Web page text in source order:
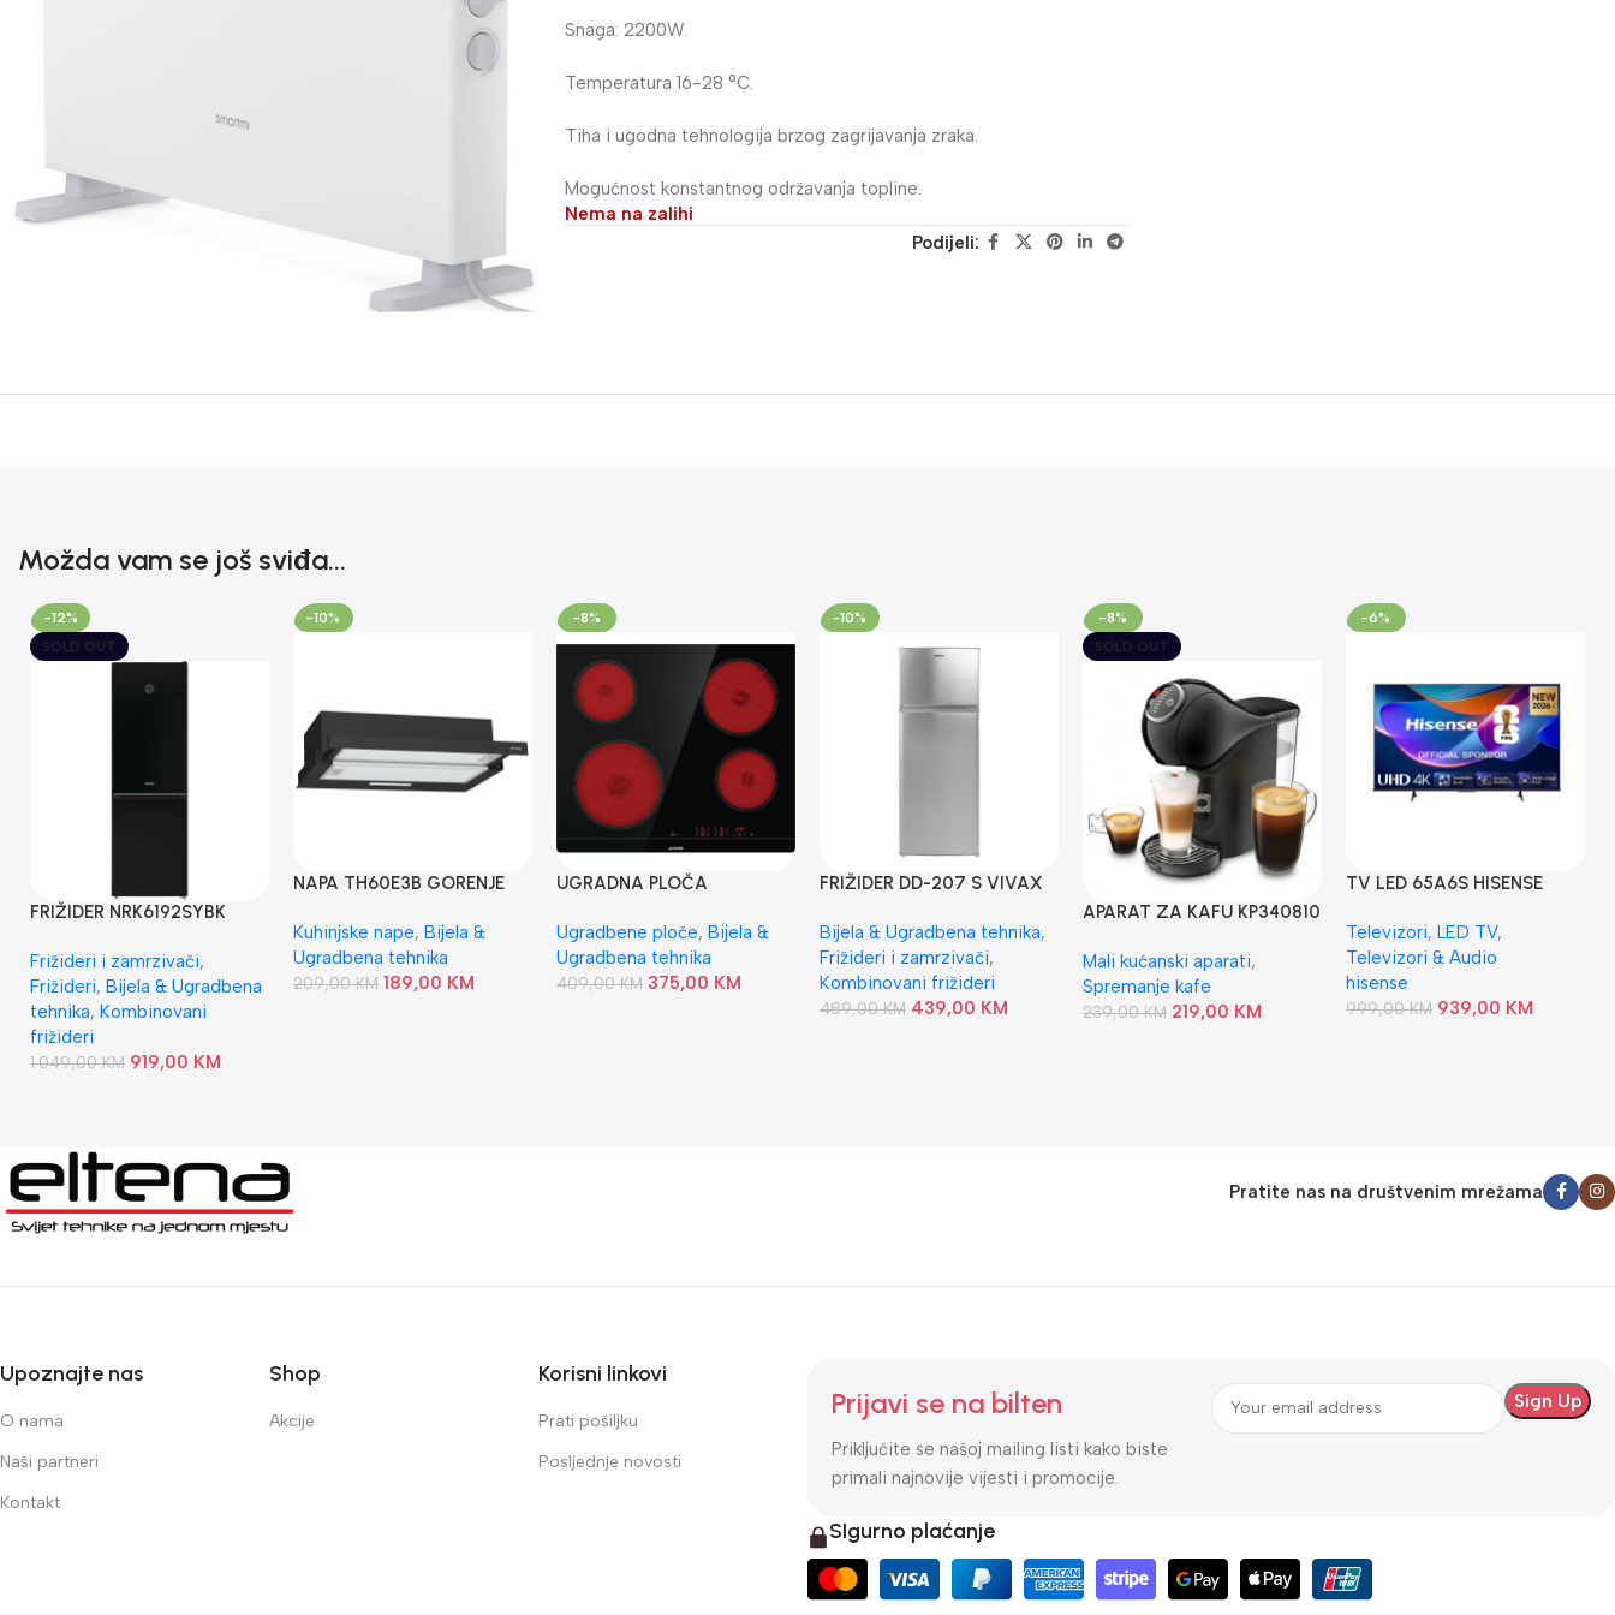
Snaga: 2200W.
Temperatura 16-28 °C.
Tiha i ugodna tehnologija brzog zagrijavanja zraka.
Mogućnost konstantnog održavanja topline.
Nema na zalihi
Podijeli:
Možda vam se još sviđa...
-12%
SOLD OUT
FRIŽIDER NRK6192SYBK
Frižideri i zamrzivači,
Frižideri, Bijela & Ugradbena
tehnika, Kombinovani
frižideri
1.049,00KM 919,00 KM
-10%
NAPA TH60E3B GORENJE
Kuhinjske nape, Bijela &
Ugradbena tehnika
209,00KM 189,00 KM
-8%
UGRADNA PLOČA
Ugradbene ploče, Bijela &
Ugradbena tehnika
409,00KM 375,00 KM
-10%
FRIŽIDER DD-207 S VIVAX
Bijela & Ugradbena tehnika,
Frižideri i zamrzivači,
Kombinovani frižideri
489,00KM 439,00 KM
-8%
SOLD OUT
APARAT ZA KAFU KP340810
Mali kućanski aparati,
Spremanje kafe
239,00KM 219,00 KM
-6%
TV LED 65A6S HISENSE
Televizori, LED TV,
Televizori & Audio
hisense
999,00KM 939,00 KM
Pratite nas na društvenim mrežama
Upoznajte nas
O nama
Naši partneri
Kontakt
Shop
Akcije
Korisni linkovi
Prati pošiljku
Posljednje novosti
Prijavi se na bilten
Priključite se našoj mailing listi kako biste
primali najnovije vijesti i promocije.
SIgurno plaćanje